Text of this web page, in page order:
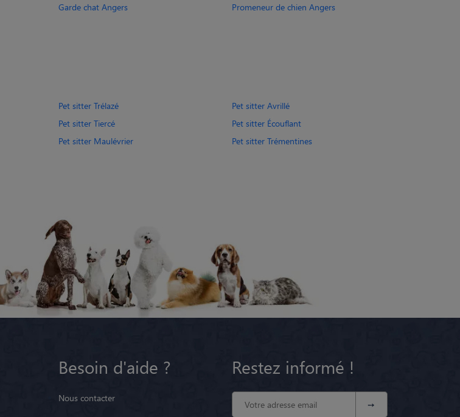
Garde chat Angers Promeneur de chien Angers
Pet sitter Trélazé
Pet sitter Avrillé
Pet sitter Tiercé
Pet sitter Écouflant
Pet sitter Maulévrier
Pet sitter Trémentines
Besoin d'aide ?
Nous contacter
Restez informé !